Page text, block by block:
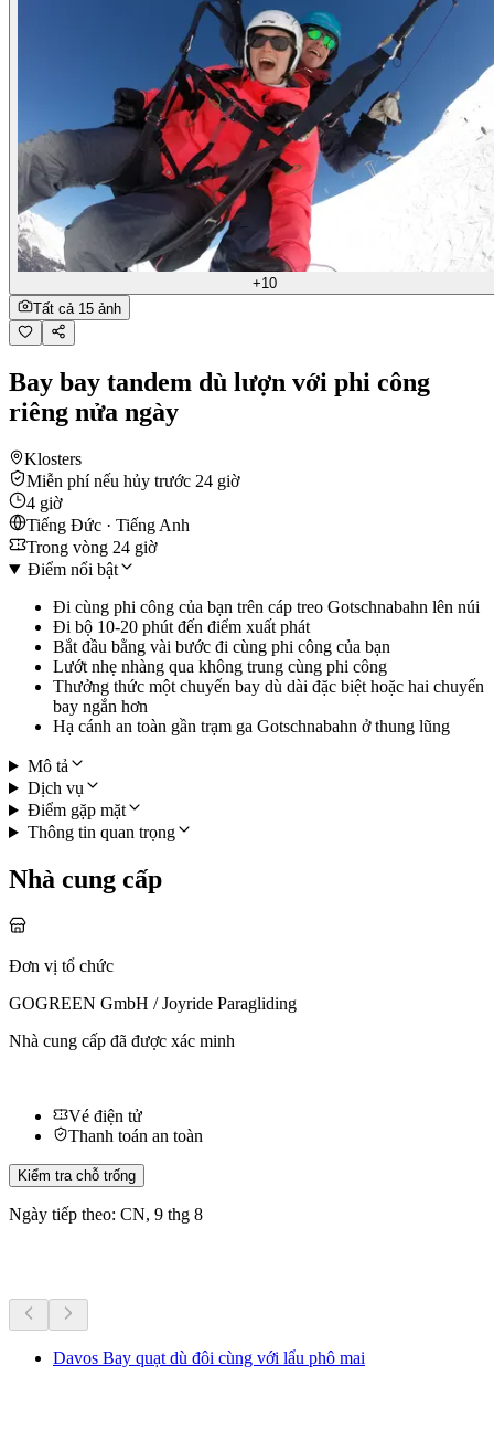
+10
Tất cả 15 ảnh
Bay bay tandem dù lượn với phi công
riêng nửa ngày
Klosters
Miễn phí nếu hủy trước 24 giờ
4 giờ
Tiếng Đức · Tiếng Anh
Trong vòng 24 giờ
Điểm nổi bật
Đi cùng phi công của bạn trên cáp treo Gotschnabahn lên núi
Đi bộ 10-20 phút đến điểm xuất phát
Bắt đầu bằng vài bước đi cùng phi công của bạn
Lướt nhẹ nhàng qua không trung cùng phi công
Thưởng thức một chuyến bay dù dài đặc biệt hoặc hai chuyến
bay ngắn hơn
Hạ cánh an toàn gần trạm ga Gotschnabahn ở thung lũng
Mô tả
Dịch vụ
Điểm gặp mặt
Thông tin quan trọng
Nhà cung cấp
Đơn vị tổ chức
GOGREEN GmbH / Joyride Paragliding
Nhà cung cấp đã được xác minh
Vé điện tử
Thanh toán an toàn
Kiểm tra chỗ trống
Ngày tiếp theo: CN, 9 thg 8
Davos Bay quạt dù đôi cùng với lẩu phô mai